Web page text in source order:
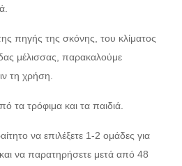
πηγής της σκόνης, του κλίματος
μέλισσας, παρακαλούμε
τη χρήση.
τα τρόφιμα και τα παιδιά.
να επιλέξετε 1-2 ομάδες για
να παρατηρήσετε μετά από 48